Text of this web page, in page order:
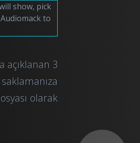
show, pick
to
açıklanan 3
olarak